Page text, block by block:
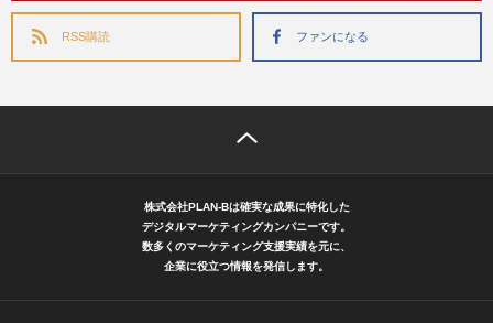
RSS購読 ファンになる
株式会社PLAN-Bは確実な成果に特化した
デジタルマーケティングカンパニーです。
数多くのマーケティング支援実績を元に、
企業に役立つ情報を発信します。